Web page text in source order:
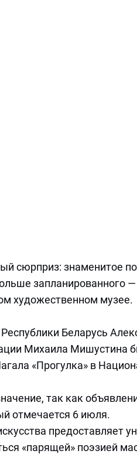
сюрприз: знаменитое
запланированного
художественном музее.
Беларусь
Михаила Мишустина
«Прогулка» в
так как
отмечается 6 июля.
предоставляет
«парящей» поэзией